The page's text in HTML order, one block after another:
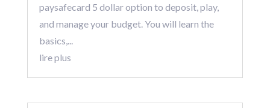
paysafecard 5 dollar option to deposit, play,
and manage your budget. You will learn the
basics,...
lire plus